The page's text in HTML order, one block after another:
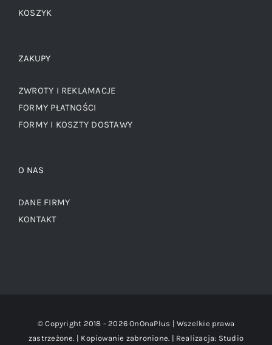
KOSZYK
ZAKUPY
ZWROTY I REKLAMACJE
FORMY PŁATNOŚCI
FORMY I KOSZTY DOSTAWY
O NAS
DANE FIRMY
KONTAKT
© Copyright 2018 -2026 OnOnaPlus | Wszelkie prawa
zastrzeżone. | Kopiowanie zabronione. | Realizacja: Studio